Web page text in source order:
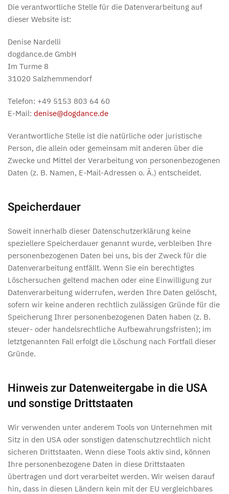
Die verantwortliche Stelle für die Datenverarbeitung auf
dieser Website ist:
Denise Nardelli
dogdance.de GmbH
Im Turme 8
31020 Salzhemmendorf
Telefon: +49 5153 803 64 60
E-Mail: denise@dogdance.de
Verantwortliche Stelle ist die natürliche oder juristische
Person, die allein oder gemeinsam mit anderen über die
Zwecke und Mittel der Verarbeitung von personenbezogenen
Daten (z. B. Namen, E-Mail-Adressen o. Ä.) entscheidet.
Speicherdauer
Soweit innerhalb dieser Datenschutzerklärung keine
speziellere Speicherdauer genannt wurde, verbleiben Ihre
personenbezogenen Daten bei uns, bis der Zweck für die
Datenverarbeitung entfällt. Wenn Sie ein berechtigtes
Löschersuchen geltend machen oder eine Einwilligung zur
Datenverarbeitung widerrufen, werden Ihre Daten gelöscht,
sofern wir keine anderen rechtlich zulässigen Gründe für die
Speicherung Ihrer personenbezogenen Daten haben (z. B.
steuer- oder handelsrechtliche Aufbewahrungsfristen); im
letztgenannten Fall erfolgt die Löschung nach Fortfall dieser
Gründe.
Hinweis zur Datenweitergabe in die USA
und sonstige Drittstaaten
Wir verwenden unter anderem Tools von Unternehmen mit
Sitz in den USA oder sonstigen datenschutzrechtlich nicht
sicheren Drittstaaten. Wenn diese Tools aktiv sind, können
Ihre personenbezogene Daten in diese Drittstaaten
übertragen und dort verarbeitet werden. Wir weisen darauf
hin, dass in diesen Ländern kein mit der EU vergleichbares